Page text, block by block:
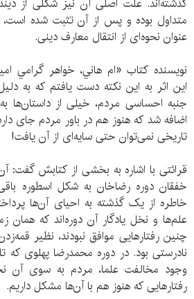
متداول بوده و پس از آن تثبت شده است،
عنوان نحوه‌ای از انتقال معارف دینی.
نویسنده کتاب «ام هاني، خواهر گرامي
این اثر به این نکته دست یافتم که به
جنبه احساسی مردم، خیلی از داستان‌ها
اضافه شد که هنوز هم در باور مردم جای
تاریخی نمی‌توان حتی سایه‌ای از آن یافت!
قرائتی با اشاره به بخشی از کتابش گفت:
خفقان دوره رضاخان به شکل اسطوره
خاطره از یک گذشته به احیای آ‌ن‌ها
علم‌ها و نخل یادگار آن دوره‌اند که همان
چنین رفتارهایی موافق نبودند، نظیر
نادرستی بود. در دوره محمدرضا پهلوی که
وجود مخالفت علما، مردم به سوی آن
رفتارهایی که هنوز هم با آن‌ها مشکل داریم.